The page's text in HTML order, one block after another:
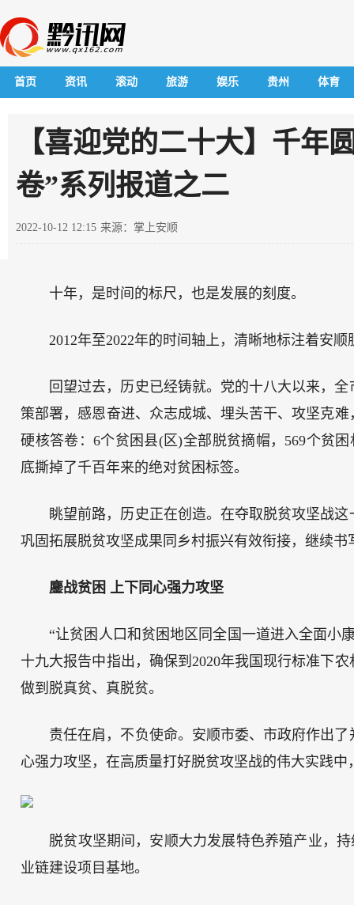
首页 资讯 滚动 旅游 娱乐 贵州 体育
【喜迎党的二十大】千
卷”系列报道之二
2022-10-12 12:15 来源：掌上安顺
十年，是时间的标尺，也是发展的刻度。
2012年至2022年的时间轴上，清晰地标注着安
回望过去，历史已经铸就。党的十八大以来，
策部署，感恩奋进、众志成城、埋头苦干、攻坚克
硬核答卷：6个贫困县(区)全部脱贫摘帽，569个贫
底撕掉了千百年来的绝对贫困标签。
眺望前路，历史正在创造。在夺取脱贫攻坚战
巩固拓展脱贫攻坚成果同乡村振兴有效衔接，继续书
鏖战贫困 上下同心强力攻坚
“让贫困人口和贫困地区同全国一道进入全面小
十九大报告中指出，确保到2020年我国现行标准下
做到脱真贫、真脱贫。
责任在肩，不负使命。安顺市委、市政府作出
心强力攻坚，在高质量打好脱贫攻坚战的伟大实践
脱贫攻坚期间，安顺大力发展特色养殖产业，
业链建设项目基地。